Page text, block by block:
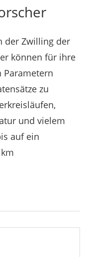
der Zwilling der
können für ihre
Parametern
zu
und vielem
auf ein